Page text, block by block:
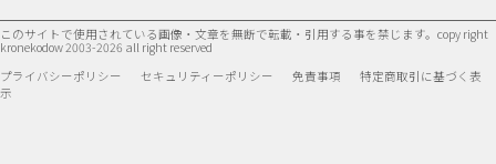
このサイトで使用されている画像・文章を無断で転載・引用する事を禁じます。 copy right
kronekodow 2003-2026 all right reserved
プライバシーポリシー
セキュリティーポリシー 免責事項
特定商取引に基づく表
示